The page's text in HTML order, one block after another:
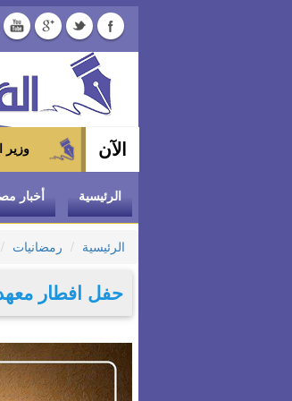
الآن وزير التموين يوجه بتخفيض سعر
الرئيسية أخبار
الرئيسية رمضانيات
حفل افطار معهد